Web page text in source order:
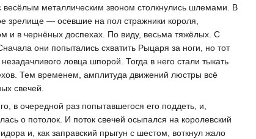
весёлым металлическим звоном столкнулись шлемами. В
зрелище — осевшие на пол стражники короля,
и в чернёных доспехах. По виду, весьма тяжёлых. С
они попытались схватить Рыцаря за ноги, но тот
ловца шпорой. Тогда в него стали тыкать
Тем временем, амплитуда движений люстры всё
свечей.
в очередной раз попытавшегося его поддеть, и,
о потолок. И поток свечей осыпался на королевский
и, как заправский прыгун с шестом, воткнул жало